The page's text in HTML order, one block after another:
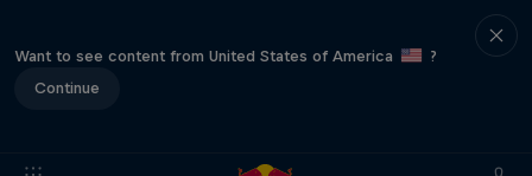
Want to see content from United States of America
?
Continue